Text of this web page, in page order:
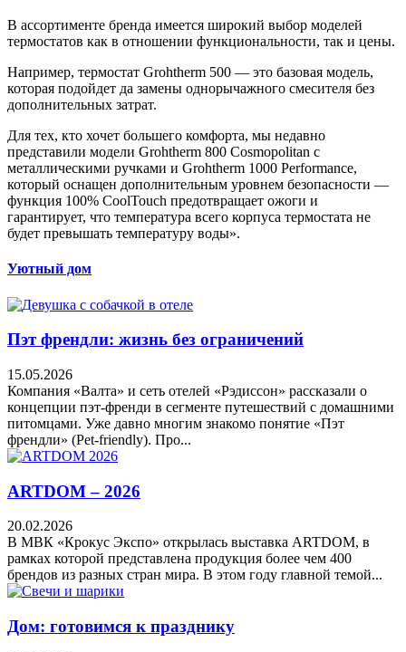
В ассортименте бренда имеется широкий выбор моделей
термостатов как в отношении функциональности, так и цены.
Например, термостат Grohtherm 500 — это базовая модель,
которая подойдет да замены однорычажного смесителя без
дополнительных затрат.
Для тех, кто хочет большего комфорта, мы недавно
представили модели Grohtherm 800 Cosmopolitan с
металлическими ручками и Grohtherm 1000 Performance,
который оснащен дополнительным уровнем безопасности —
функция 100% CoolTouch предотвращает ожоги и
гарантирует, что температура всего корпуса термостата не
будет превышать температуру воды».
Уютный дом
Пэт френдли: жизнь без ограничений
15.05.2026
Компания «Валта» и сеть отелей «Рэдиссон» рассказали о
концепции пэт-френди в сегменте путешествий с домашними
питомцами. Уже давно многим знакомо понятие «Пэт
френдли» (Pet-friendly). Про...
ARTDOM – 2026
20.02.2026
В МВК «Крокус Экспо» открылась выставка ARTDOM, в
рамках которой представлена продукция более чем 400
брендов из разных стран мира. В этом году главной темой...
Дом: готовимся к празднику